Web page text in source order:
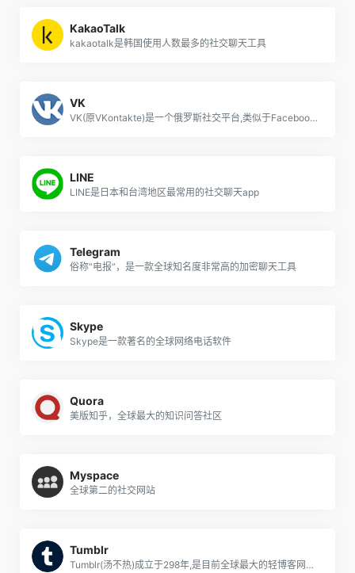
KakaoTalk
kakaotalk是韩国使用人数最多的社交聊天工具
VK
VK(原VKontakte)是一个俄罗斯社交平台,类似于Facebook、INS,由于其设计风格以及功能都与美国Facebook十分相似,因此VK也经常被称为“克隆Facebook”。
LINE
LINE是日本和台湾地区最常用的社交聊天app
Telegram
俗称“电报”，是一款全球知名度非常高的加密聊天工具
Skype
Skype是一款著名的全球网络电话软件
Quora
美版知乎，全球最大的知识问答社区
Myspace
全球第二的社交网站
Tumblr
Tumblr(汤不热)成立于298年,是目前全球最大的轻博客网站,也是轻博客网站的始祖。